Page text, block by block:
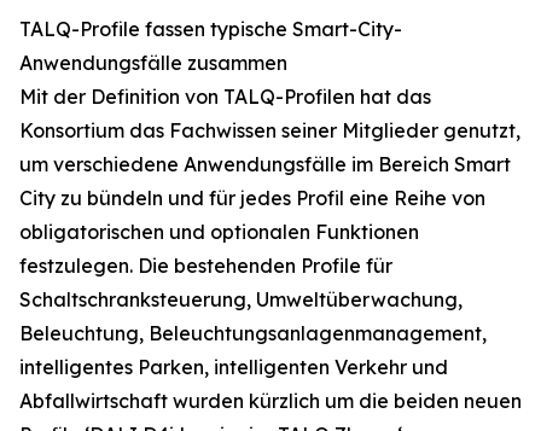
TALQ-Profile fassen typische Smart-City-
Anwendungsfälle zusammen
Mit der Definition von TALQ-Profilen hat das
Konsortium das Fachwissen seiner Mitglieder genutzt,
um verschiedene Anwendungsfälle im Bereich Smart
City zu bündeln und für jedes Profil eine Reihe von
obligatorischen und optionalen Funktionen
festzulegen. Die bestehenden Profile für
Schaltschranksteuerung, Umweltüberwachung,
Beleuchtung, Beleuchtungsanlagenmanagement,
intelligentes Parken, intelligenten Verkehr und
Abfallwirtschaft wurden kürzlich um die beiden neuen